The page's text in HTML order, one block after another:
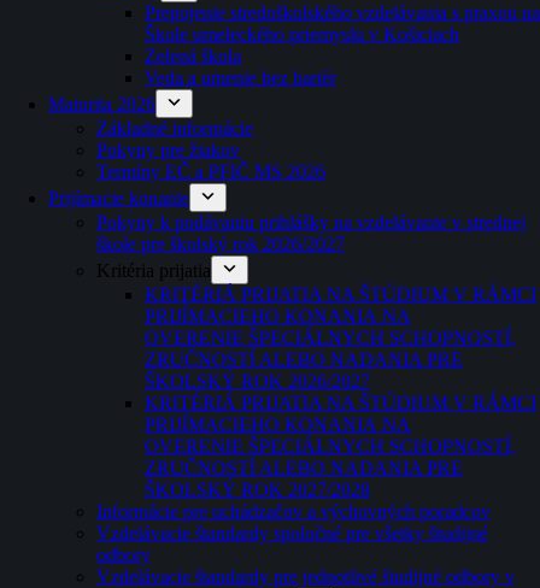
Prepojenie stredoškolského vzdelávania s praxou na
Škole umeleckého priemyslu v Košiciach
Zelená škola
Veda a umenie bez bariér
Maturita 2026
Základné informácie
Pokyny pre žiakov
Termíny EČ a PFIČ MS 2026
Prijímacie konanie
Pokyny k podávaniu prihlášky na vzdelávanie v strednej
škole pre školský rok 2026/2027
Kritéria prijatia
KRITÉRIÁ PRIJATIA NA ŠTÚDIUM V RÁMCI
PRIJÍMACIEHO KONANIA NA
OVERENIE ŠPECIÁLNYCH SCHOPNOSTÍ,
ZRUČNOSTÍ ALEBO NADANIA PRE
ŠKOLSKÝ ROK 2026/2027
KRITÉRIÁ PRIJATIA NA ŠTÚDIUM V RÁMCI
PRIJÍMACIEHO KONANIA NA
OVERENIE ŠPECIÁLNYCH SCHOPNOSTÍ,
ZRUČNOSTÍ ALEBO NADANIA PRE
ŠKOLSKÝ ROK 2027/2028
Informácie pre uchádzačov a výchovných poradcov
Vzdelávacie štandardy spoločné pre všetky študijné
odbory
Vzdelávacie štandardy pre jednotlivé študijné odbory v